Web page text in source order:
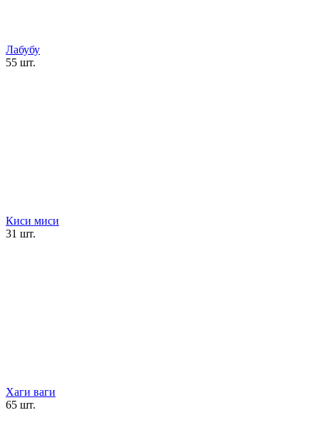
Лабубу
55 шт.
Киси миси
31 шт.
Хаги ваги
65 шт.